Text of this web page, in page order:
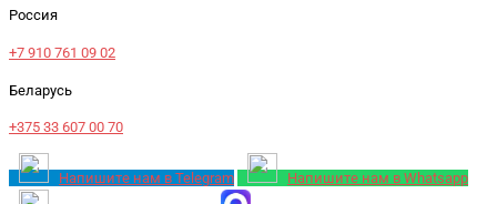
Россия
+7 910 761 09 02
Беларусь
+375 33 607 00 70
Напишите нам в Telegram Напишите нам в Whatsapp